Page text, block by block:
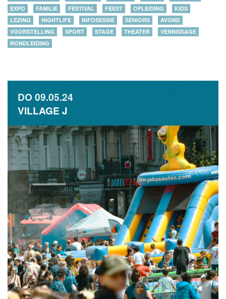
EXPO
FAMILIE FESTIVAL FEEST OPLEIDING
KIDS
LEZING
NIGHTLIFE INFOSESSIE SENIORS
AVOND
VOORSTELLING
SPORT STAGE THEATER
VERNISSAGE
RONDLEIDING
DO09.05.24
VILLAGE J